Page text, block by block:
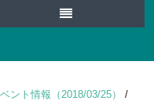
ント情報（2018/03/25）
/